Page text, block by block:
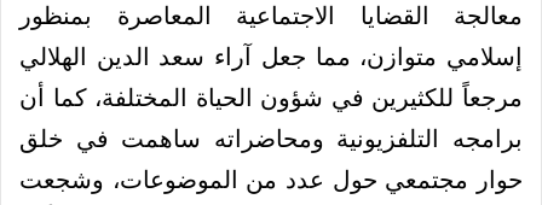
معالجة القضايا الاجتماعية المعاصرة بمنظور
إسلامي متوازن، مما جعل آراء سعد الدين الهلالي
مرجعاً للكثيرين في شؤون الحياة المختلفة، كما أن
برامجه التلفزيونية ومحاضراته ساهمت في خلق
حوار مجتمعي حول عدد من الموضوعات، وشجعت